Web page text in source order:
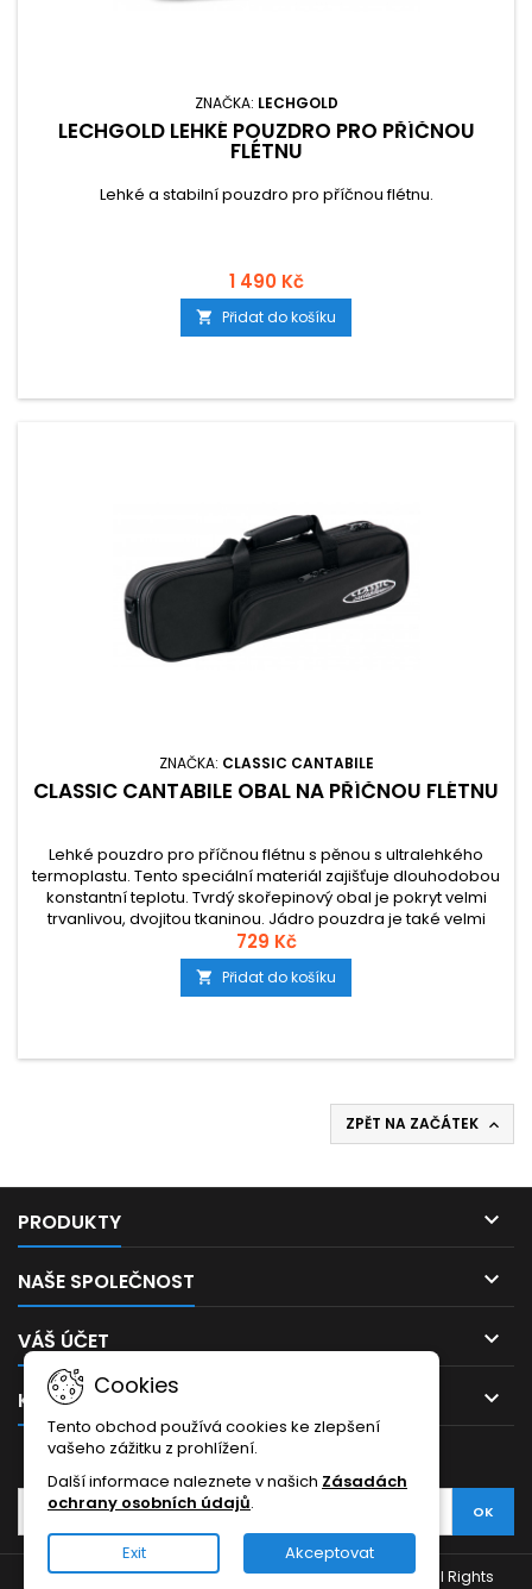
ZNAČKA: LECHGOLD
LECHGOLD LEHKÉ POUZDRO PRO PŘÍČNOU
FLÉTNU
Lehké a stabilní pouzdro pro příčnou flétnu.
1 490 Kč
 Přidat do košíku
ZNAČKA: CLASSIC CANTABILE
CLASSIC CANTABILE OBAL NA PŘÍČNOU FLÉTNU
Lehké pouzdro pro příčnou flétnu s pěnou s ultralehkého
termoplastu. Tento speciální materiál zajišťuje dlouhodobou
konstantní teplotu. Tvrdý skořepinový obal je pokryt velmi
trvanlivou, dvojitou tkaninou. Jádro pouzdra je také velmi
stabilní a robustní.&nbsp;
729 Kč
 Přidat do košíku
ZPĚT NA ZAČÁTEK 
PRODUKTY 
NAŠE SPOLEČNOST 
VÁŠ ÚČET 
KONTAKT 
Cookies
Tento obchod používá cookies ke zlepšení
vašeho zážitku z prohlížení.
Další informace naleznete v našich Zásadách
ochrany osobních údajů.
Exit Akceptovat
ODBĚR NOVINEK
© Copyright 2026 Hudební školka - Hudební nástroje. All Rights